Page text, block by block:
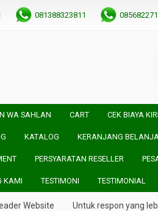
081388323811
WA SAHLAN CART CEK BIAYA
KATALOG KERANJANG
PERSYARATAN RESELLER
KAMI TESTIMONI TESTIMONIAL
Website Untuk respon yang